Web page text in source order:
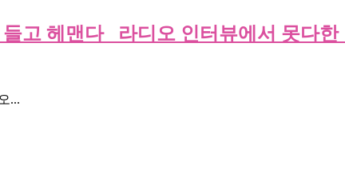
고 헤맨다 _라디오 인터뷰에서 못다한
...